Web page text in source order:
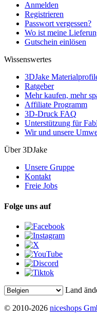
Anmelden
Registrieren
Passwort vergessen?
Wo ist meine
Gutschein einlösen
Wissenswertes
3DJake
Ratgeber
Mehr kaufen, mehr
Affiliate Programm
3D-Druck FAQ
Unterstützung für
Wir und unsere
Über 3DJake
Unsere Gruppe
Kontakt
Freie Jobs
Folge uns auf
Land
© 2010-2026 niceshops